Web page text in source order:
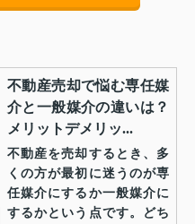
不動産売却で悩む専任媒
介と一般媒介の違いは？
メリットデメリッ...
不動産を売却するとき、多
くの方が最初に迷うのが専
任媒介にするか一般媒介に
するかという点です。どち